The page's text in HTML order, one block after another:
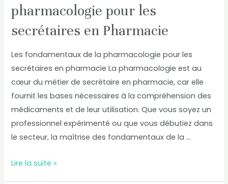
pharmacologie pour les
secrétaires en Pharmacie
Les fondamentaux de la pharmacologie pour les
secrétaires en pharmacie La pharmacologie est au
cœur du métier de secrétaire en pharmacie, car elle
fournit les bases nécessaires à la compréhension des
médicaments et de leur utilisation. Que vous soyez un
professionnel expérimenté ou que vous débutiez dans
le secteur, la maîtrise des fondamentaux de la …
Lire la suite »